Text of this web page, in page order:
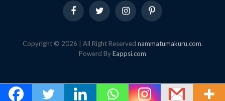
FacebookTwitter InstagramPinterest
Copyright © 2026 | All Right Reserved nammatumakuru.com.
Powerd ByEappsi.com